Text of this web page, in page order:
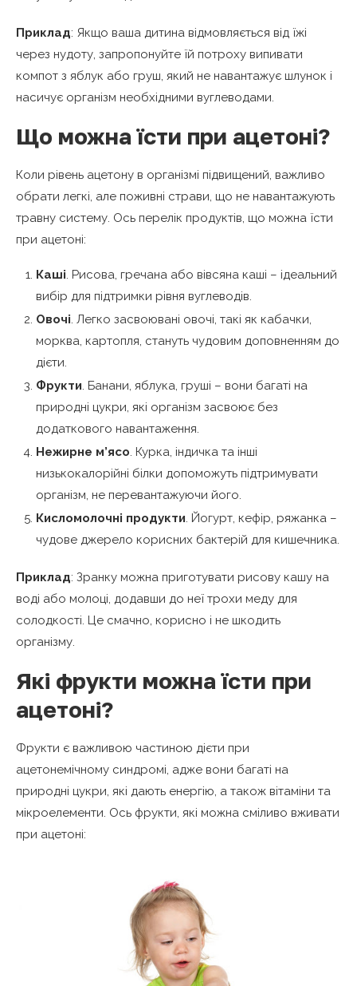
Приклад: Якщо ваша дитина відмовляється від їжі
через нудоту, запропонуйте їй потроху випивати
компот з яблук або груш, який не навантажує шлунок і
насичує організм необхідними вуглеводами.
Що можна їсти при ацетоні?
Коли рівень ацетону в організмі підвищений, важливо
обрати легкі, але поживні страви, що не навантажують
травну систему. Ось перелік продуктів, що можна їсти
при ацетоні:
Каші. Рисова, гречана або вівсяна каші – ідеальний
вибір для підтримки рівня вуглеводів.
Овочі. Легко засвоювані овочі, такі як кабачки,
морква, картопля, стануть чудовим доповненням до
дієти.
Фрукти. Банани, яблука, груші – вони багаті на
природні цукри, які організм засвоює без
додаткового навантаження.
Нежирне м’ясо. Курка, індичка та інші
низькокалорійні білки допоможуть підтримувати
організм, не перевантажуючи його.
Кисломолочні продукти. Йогурт, кефір, ряжанка –
чудове джерело корисних бактерій для кишечника.
Приклад: Зранку можна приготувати рисову кашу на
воді або молоці, додавши до неї трохи меду для
солодкості. Це смачно, корисно і не шкодить
організму.
Які фрукти можна їсти при
ацетоні?
Фрукти є важливою частиною дієти при
ацетонемічному синдромі, адже вони багаті на
природні цукри, які дають енергію, а також вітаміни та
мікроелементи. Ось фрукти, які можна сміливо вживати
при ацетоні: